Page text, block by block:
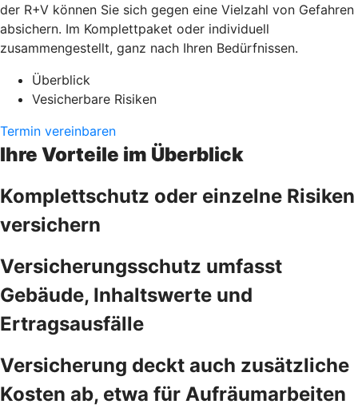
der R+V können Sie sich gegen eine Vielzahl von Gefahren
absichern. Im Komplettpaket oder individuell
zusammengestellt, ganz nach Ihren Bedürfnissen.
Überblick
Vesicherbare Risiken
Termin vereinbaren
Ihre Vorteile im Überblick
Komplettschutz oder einzelne Risiken
versichern
Versicherungsschutz umfasst
Gebäude, Inhaltswerte und
Ertragsausfälle
Versicherung deckt auch zusätzliche
Kosten ab, etwa für Aufräumarbeiten